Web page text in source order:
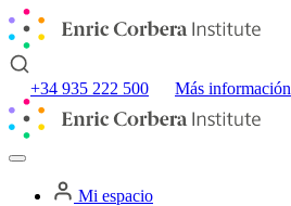
+34 935 222 500 Más información
Mi espacio